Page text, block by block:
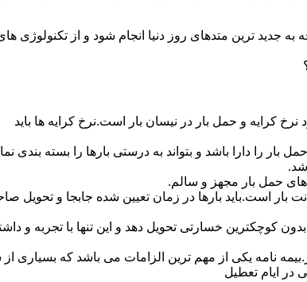
جدید ترین متدهای روز دنیا انجام شود و از تکنولوژی
کرایه و حمل بار در نیسان بار است.نرخ کرایه ها باید
را دارا باشد و بتواند به درستی بارها را بسته بندی
حمل بار مجهز و سالم.
است.باید بارها در زمان تعیین شده جابجا و تحویل
کوچکترین خسارتی تحویل دهد و این تنها با تجربه و
نامه یکی از مهم ترین الزامات می باشد که